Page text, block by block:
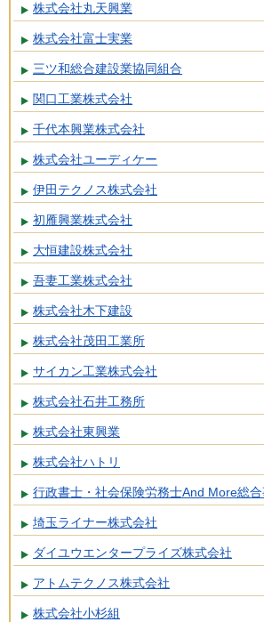
株式会社丸天興業
株式会社富士実業
三ツ和総合建設業協同組合
関口工業株式会社
千代本興業株式会社
株式会社ユーディケー
伊田テクノス株式会社
初雁興業株式会社
大恒建設株式会社
吾妻工業株式会社
株式会社木下建設
株式会社茂田工業所
サイカン工業株式会社
株式会社石井工務所
株式会社東興業
株式会社ハトリ
行政書士・社会保険労務士And More総
埼玉ライナー株式会社
ダイユウエンタープライズ株式会社
アトムテクノス株式会社
株式会社小杉組